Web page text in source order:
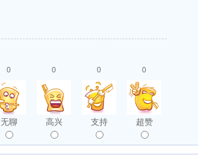
0
无聊
0
高兴
0
支持
0
超赞